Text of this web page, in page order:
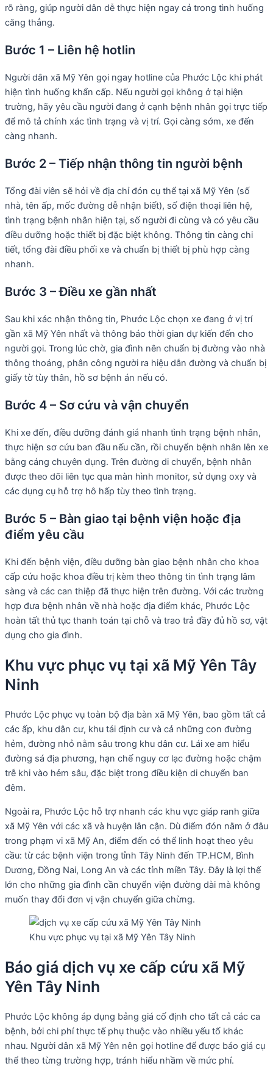
rõ ràng, giúp người dân dễ thực hiện ngay cả trong tình huống
căng thẳng.
Bước 1 – Liên hệ hotlin
Người dân xã Mỹ Yên gọi ngay hotline của Phước Lộc khi phát
hiện tình huống khẩn cấp. Nếu người gọi không ở tại hiện
trường, hãy yêu cầu người đang ở cạnh bệnh nhân gọi trực tiếp
để mô tả chính xác tình trạng và vị trí. Gọi càng sớm, xe đến
càng nhanh.
Bước 2 – Tiếp nhận thông tin người bệnh
Tổng đài viên sẽ hỏi về địa chỉ đón cụ thể tại xã Mỹ Yên (số
nhà, tên ấp, mốc đường dễ nhận biết), số điện thoại liên hệ,
tình trạng bệnh nhân hiện tại, số người đi cùng và có yêu cầu
điều dưỡng hoặc thiết bị đặc biệt không. Thông tin càng chi
tiết, tổng đài điều phối xe và chuẩn bị thiết bị phù hợp càng
nhanh.
Bước 3 – Điều xe gần nhất
Sau khi xác nhận thông tin, Phước Lộc chọn xe đang ở vị trí
gần xã Mỹ Yên nhất và thông báo thời gian dự kiến đến cho
người gọi. Trong lúc chờ, gia đình nên chuẩn bị đường vào nhà
thông thoáng, phân công người ra hiệu dẫn đường và chuẩn bị
giấy tờ tùy thân, hồ sơ bệnh án nếu có.
Bước 4 – Sơ cứu và vận chuyển
Khi xe đến, điều dưỡng đánh giá nhanh tình trạng bệnh nhân,
thực hiện sơ cứu ban đầu nếu cần, rồi chuyển bệnh nhân lên xe
bằng cáng chuyên dụng. Trên đường di chuyển, bệnh nhân
được theo dõi liên tục qua màn hình monitor, sử dụng oxy và
các dụng cụ hỗ trợ hô hấp tùy theo tình trạng.
Bước 5 – Bàn giao tại bệnh viện hoặc địa
điểm yêu cầu
Khi đến bệnh viện, điều dưỡng bàn giao bệnh nhân cho khoa
cấp cứu hoặc khoa điều trị kèm theo thông tin tình trạng lâm
sàng và các can thiệp đã thực hiện trên đường. Với các trường
hợp đưa bệnh nhân về nhà hoặc địa điểm khác, Phước Lộc
hoàn tất thủ tục thanh toán tại chỗ và trao trả đầy đủ hồ sơ, vật
dụng cho gia đình.
Khu vực phục vụ tại xã Mỹ Yên Tây
Ninh
Phước Lộc phục vụ toàn bộ địa bàn xã Mỹ Yên, bao gồm tất cả
các ấp, khu dân cư, khu tái định cư và cả những con đường
hẻm, đường nhỏ nằm sâu trong khu dân cư. Lái xe am hiểu
đường sá địa phương, hạn chế nguy cơ lạc đường hoặc chậm
trễ khi vào hẻm sâu, đặc biệt trong điều kiện di chuyển ban
đêm.
Ngoài ra, Phước Lộc hỗ trợ nhanh các khu vực giáp ranh giữa
xã Mỹ Yên với các xã và huyện lân cận. Dù điểm đón nằm ở đâu
trong phạm vi xã Mỹ An, điểm đến có thể linh hoạt theo yêu
cầu: từ các bệnh viện trong tỉnh Tây Ninh đến TP.HCM, Bình
Dương, Đồng Nai, Long An và các tỉnh miền Tây. Đây là lợi thế
lớn cho những gia đình cần chuyển viện đường dài mà không
muốn thay đổi đơn vị vận chuyển giữa chừng.
Khu vực phục vụ tại xã Mỹ Yên Tây Ninh
Báo giá dịch vụ xe cấp cứu xã Mỹ
Yên Tây Ninh
Phước Lộc không áp dụng bảng giá cố định cho tất cả các ca
bệnh, bởi chi phí thực tế phụ thuộc vào nhiều yếu tố khác
nhau. Người dân xã Mỹ Yên nên gọi hotline để được báo giá cụ
thể theo từng trường hợp, tránh hiểu nhầm về mức phí.